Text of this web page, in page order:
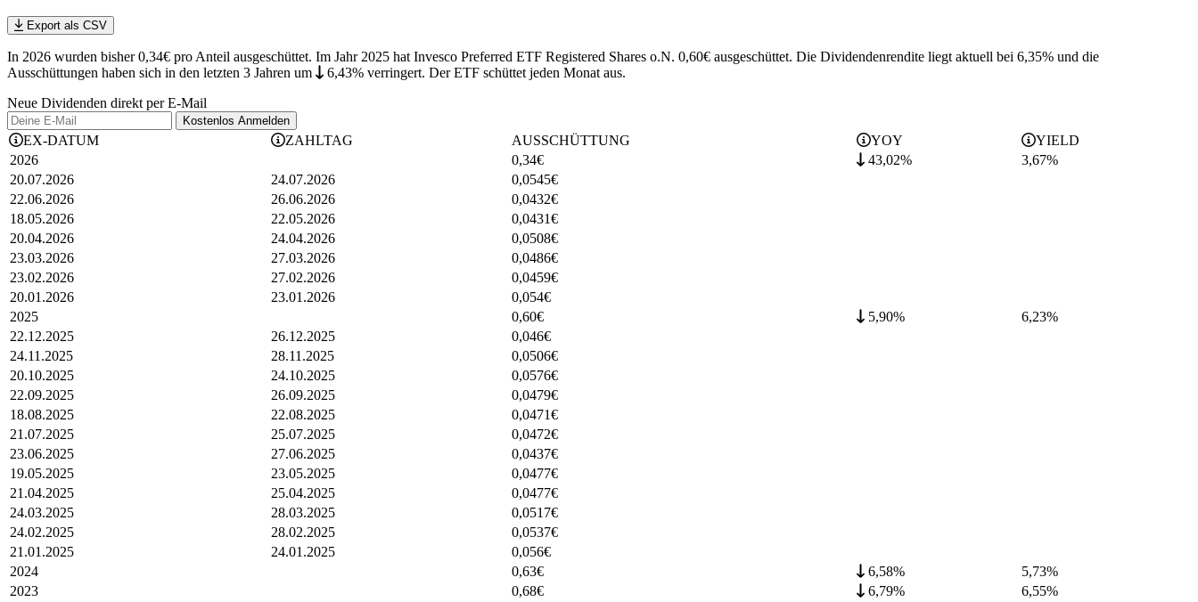
Export als CSV
In 2026 wurden bisher 0,34€ pro Anteil ausgeschüttet. Im Jahr 2025 hat Invesco Preferred ETF Registered Shares o.N. 0,60€ ausgeschüttet. Die Dividendenrendite liegt aktuell bei 6,35% und die
Ausschüttungen haben sich in den letzten 3 Jahren um 6,43% verringert. Der ETF schüttet jeden Monat aus.
Neue Dividenden direkt per E-Mail
Kostenlos Anmelden
EX-DATUM ZAHLTAG AUSSCHÜTTUNG YOY
YIELD
2026
0,34€ 43,02% 3,67%
20.07.2026
24.07.2026 0,0545€
22.06.2026
26.06.2026 0,0432€
18.05.2026
22.05.2026 0,0431€
20.04.2026
24.04.2026 0,0508€
23.03.2026
27.03.2026 0,0486€
23.02.2026
27.02.2026 0,0459€
20.01.2026
23.01.2026 0,054€
2025
0,60€ 5,90% 6,23%
22.12.2025
26.12.2025 0,046€
24.11.2025
28.11.2025 0,0506€
20.10.2025
24.10.2025 0,0576€
22.09.2025
26.09.2025 0,0479€
18.08.2025
22.08.2025 0,0471€
21.07.2025
25.07.2025 0,0472€
23.06.2025
27.06.2025 0,0437€
19.05.2025
23.05.2025 0,0477€
21.04.2025
25.04.2025 0,0477€
24.03.2025
28.03.2025 0,0517€
24.02.2025
28.02.2025 0,0537€
21.01.2025
24.01.2025 0,056€
2024
0,63€ 6,58% 5,73%
2023
0,68€ 6,79% 6,55%